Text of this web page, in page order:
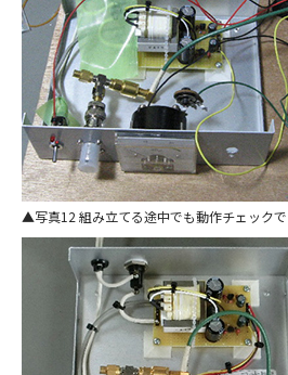
写真12 組み立てる途中でも動作チェックで